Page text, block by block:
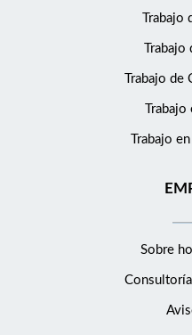
Trabajo
Trabajo
Trabajo
Sobre